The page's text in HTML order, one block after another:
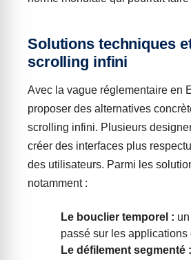
Solutions techniques
scrolling infini
Avec la vague réglementaire en
proposer des alternatives
scrolling infini. Plusieurs
créer des interfaces plus
des utilisateurs. Parmi les
notamment :
Le bouclier temporel :
passé sur les
Le défilement segmenté :